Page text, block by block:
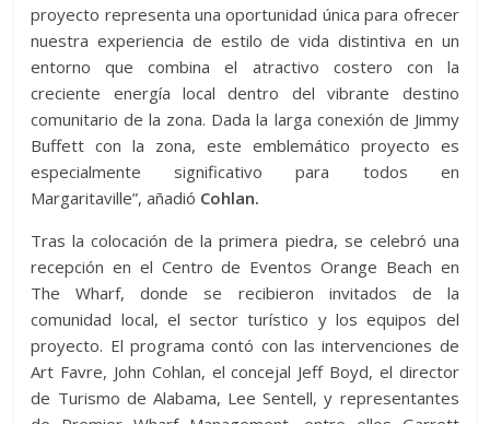
proyecto representa una oportunidad única para ofrecer
nuestra experiencia de estilo de vida distintiva en un
entorno que combina el atractivo costero con la
creciente energía local dentro del vibrante destino
comunitario de la zona. Dada la larga conexión de Jimmy
Buffett con la zona, este emblemático proyecto es
especialmente significativo para todos en
Margaritaville”, añadió Cohlan.
Tras la colocación de la primera piedra, se celebró una
recepción en el Centro de Eventos Orange Beach en
The Wharf, donde se recibieron invitados de la
comunidad local, el sector turístico y los equipos del
proyecto. El programa contó con las intervenciones de
Art Favre, John Cohlan, el concejal Jeff Boyd, el director
de Turismo de Alabama, Lee Sentell, y representantes